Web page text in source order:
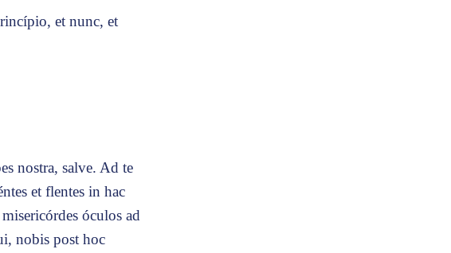
et nunc, et
nostra, salve. Ad te
et flentes in hac
óculos ad
nobis post hoc